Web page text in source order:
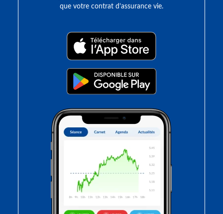
que votre contrat d’assurance vie.